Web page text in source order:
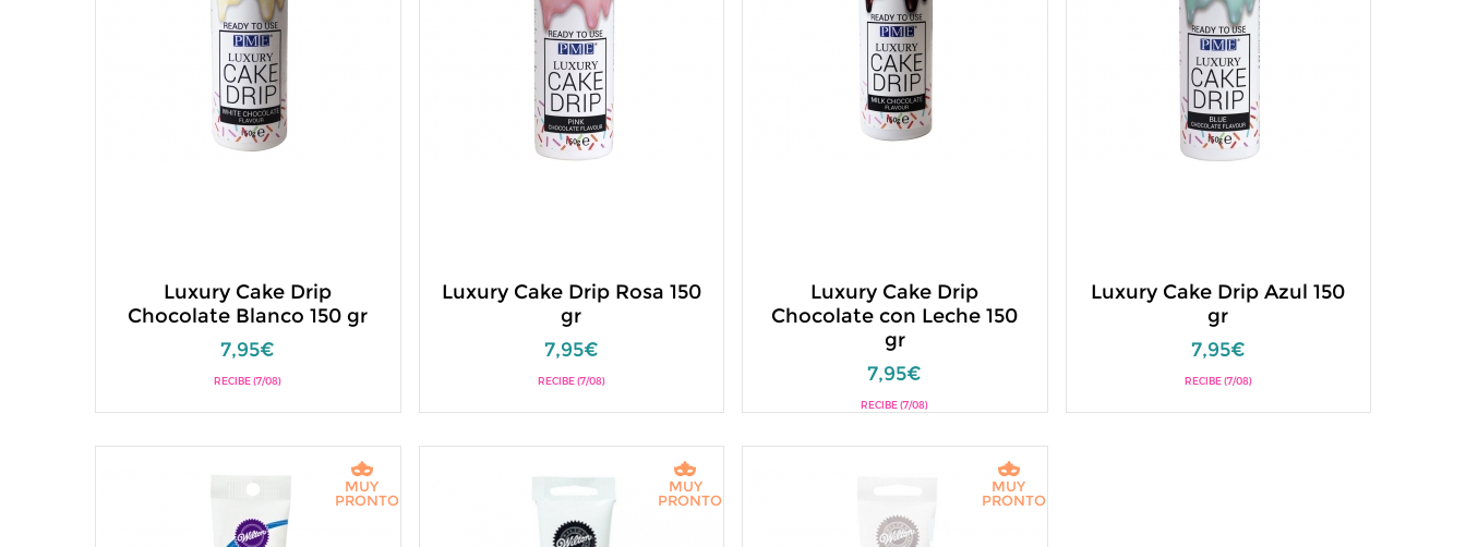
Luxury Cake Drip
Chocolate Blanco 150 gr
7,95€
RECIBE (7/08)
Luxury Cake Drip Rosa 150
gr
7,95€
RECIBE (7/08)
Luxury Cake Drip
Chocolate con Leche 150
gr
7,95€
RECIBE (7/08)
Luxury Cake Drip Azul 150
gr
7,95€
RECIBE (7/08)
MUY
PRONTO
MUY
PRONTO
MUY
PRONTO